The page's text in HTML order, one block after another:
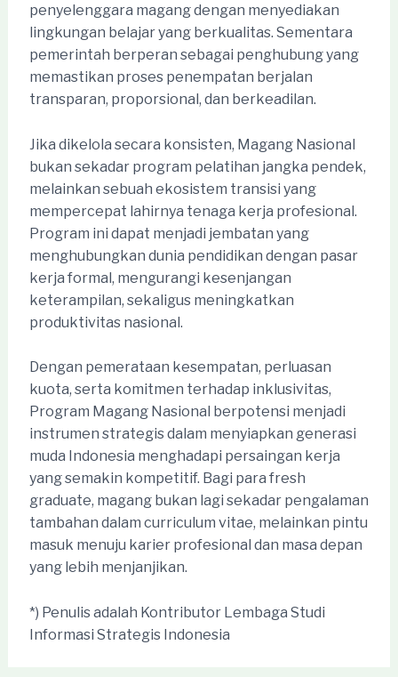
penyelenggara magang dengan menyediakan
lingkungan belajar yang berkualitas. Sementara
pemerintah berperan sebagai penghubung yang
memastikan proses penempatan berjalan
transparan, proporsional, dan berkeadilan.
Jika dikelola secara konsisten, Magang Nasional
bukan sekadar program pelatihan jangka pendek,
melainkan sebuah ekosistem transisi yang
mempercepat lahirnya tenaga kerja profesional.
Program ini dapat menjadi jembatan yang
menghubungkan dunia pendidikan dengan pasar
kerja formal, mengurangi kesenjangan
keterampilan, sekaligus meningkatkan
produktivitas nasional.
Dengan pemerataan kesempatan, perluasan
kuota, serta komitmen terhadap inklusivitas,
Program Magang Nasional berpotensi menjadi
instrumen strategis dalam menyiapkan generasi
muda Indonesia menghadapi persaingan kerja
yang semakin kompetitif. Bagi para fresh
graduate, magang bukan lagi sekadar pengalaman
tambahan dalam curriculum vitae, melainkan pintu
masuk menuju karier profesional dan masa depan
yang lebih menjanjikan.
*) Penulis adalah Kontributor Lembaga Studi
Informasi Strategis Indonesia